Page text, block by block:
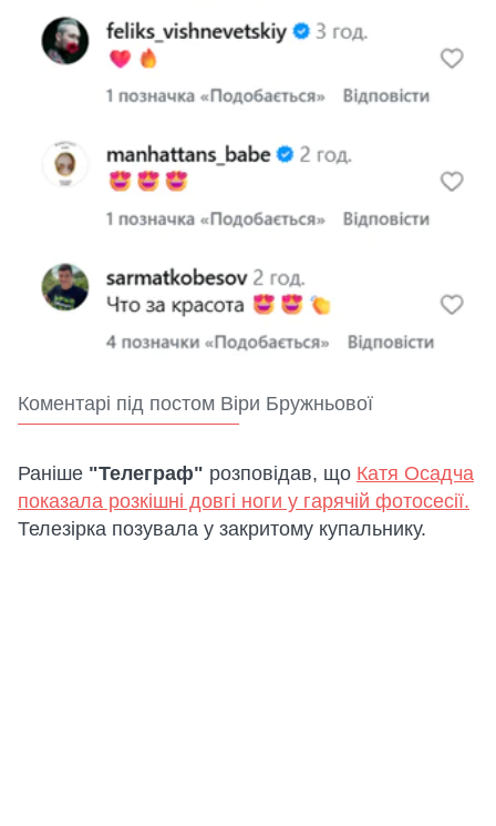
Коментарі під постом Віри Бружньової
Раніше "Телеграф" розповідав, що Катя Осадча
показала розкішні довгі ноги у гарячій фотосесії.
Телезірка позувала у закритому купальнику.